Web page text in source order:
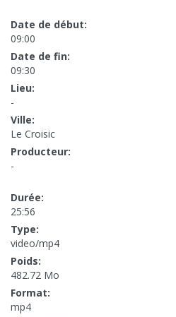
Date de début:
09:00
Date de fin:
09:30
Lieu:
-
Ville:
Le Croisic
Producteur:
-
Durée:
25:56
Type:
video/mp4
Poids:
482.72 Mo
Format:
mp4